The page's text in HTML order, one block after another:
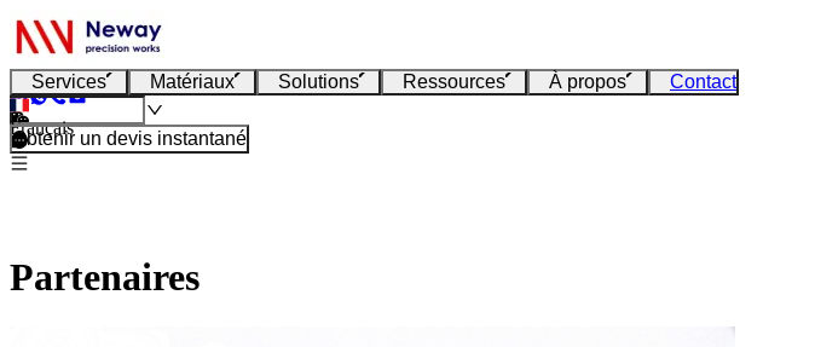
Services Matériaux Solutions Ressources À propos Contact
Français
Obtenir un devis instantané
Partenaires